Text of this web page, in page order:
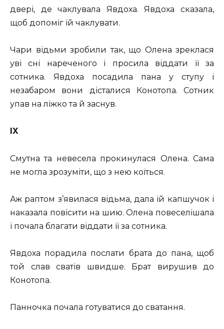
двері, де чаклувала Явдоха. Явдоха сказала,
щоб допоміг їй чаклувати.
Чари відьми зробили так, що Олена зреклася
уві сні нареченого і просила віддати її за
сотника. Явдоха посадила пана у ступу і
незабаром вони дісталися Конотопа. Сотник
упав на ліжко та й заснув.
IX
Смутна та невесела прокинулася Олена. Сама
не могла зрозуміти, що з нею коїться.
Аж раптом з’явилася відьма, дала їй капшучок і
наказала повісити на шию. Олена повеселішала
і почала благати віддати її за сотника.
Явдоха порадила послати брата до пана, щоб
той слав сватів швидше. Брат вирушив до
Конотопа.
Панночка почала готуватися до сватання.